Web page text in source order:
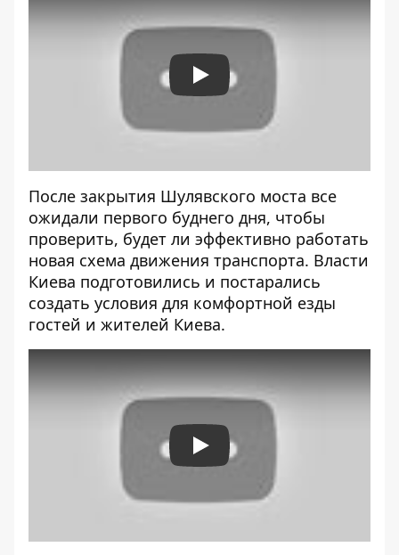
Play
После закрытия Шулявского моста все
ожидали первого буднего дня, чтобы
проверить, будет ли эффективно работать
новая схема движения транспорта. Власти
Киева подготовились и постарались
создать условия для комфортной езды
гостей и жителей Киева.
Play